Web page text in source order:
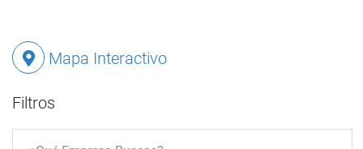
Mapa Interactivo
Filtros